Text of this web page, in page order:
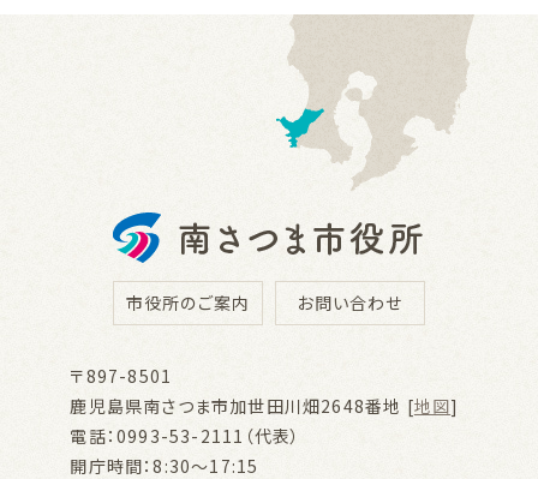
市役所のご案内 お問い合わせ
〒897-8501
鹿児島県南さつま市加世田川畑2648番地 [地図]
電話：0993-53-2111（代表）
開庁時間：8:30～17:15